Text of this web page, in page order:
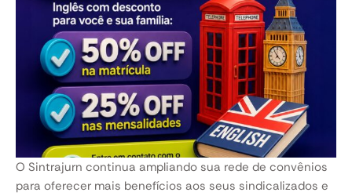
O Sintrajurn continua ampliando sua rede de convênios
para oferecer mais benefícios aos seus sindicalizados e